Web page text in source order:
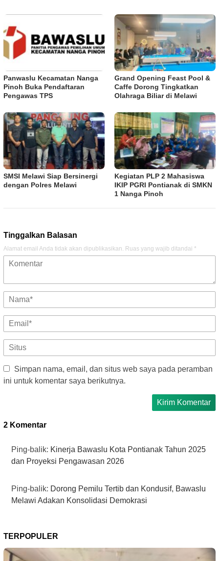
Panwaslu Kecamatan Nanga
Pinoh Buka Pendaftaran
Pengawas TPS
Grand Opening Feast Pool &
Caffe Dorong Tingkatkan
Olahraga Biliar di Melawi
SMSI Melawi Siap Bersinergi
dengan Polres Melawi
Kegiatan PLP 2 Mahasiswa
IKIP PGRI Pontianak di SMKN
1 Nanga Pinoh
Tinggalkan Balasan
Alamat email Anda tidak akan dipublikasikan. Ruas yang wajib ditandai *
Simpan nama, email, dan situs web saya pada peramban
ini untuk komentar saya berikutnya.
2 Komentar
Ping-balik: Kinerja Bawaslu Kota Pontianak Tahun 2025
dan Proyeksi Pengawasan 2026
Ping-balik: Dorong Pemilu Tertib dan Kondusif, Bawaslu
Melawi Adakan Konsolidasi Demokrasi
TERPOPULER